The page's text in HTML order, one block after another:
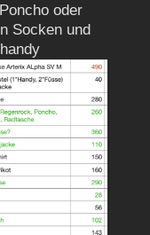
oder
Socken und